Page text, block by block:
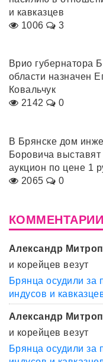
и кавказцев
1006
3
Врио губернатора
области назначен
Ковальчук
2142
0
В Брянске дом
Боровича выставят
аукцион по цене 1
2065
0
КОММЕНТАРИИ
Александр
и корейцев везут
Брянца осудили за
индусов и
Александр
и корейцев везут
Брянца осудили за